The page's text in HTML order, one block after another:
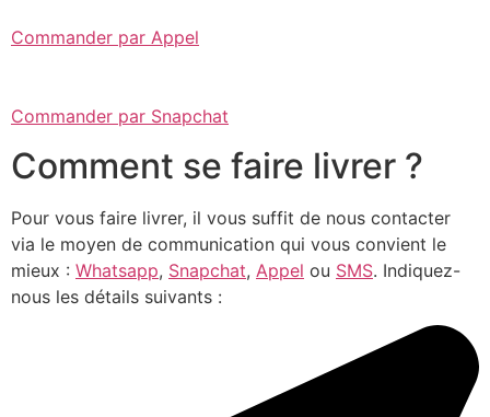
Commander par Appel
Commander par Snapchat
Comment se faire livrer ?
Pour vous faire livrer, il vous suffit de nous contacter
via le moyen de communication qui vous convient le
mieux : Whatsapp, Snapchat, Appel ou SMS. Indiquez-
nous les détails suivants :